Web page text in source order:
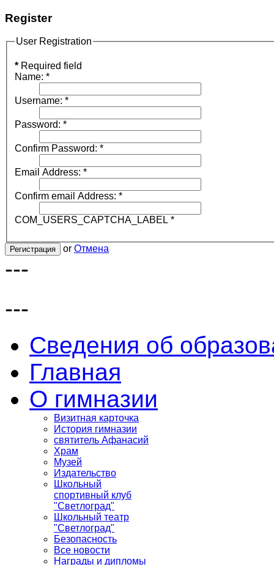
Register
User Registration
* Required field
Name: *
Username: *
Password: *
Confirm Password: *
Email Address: *
Confirm email Address: *
COM_USERS_CAPTCHA_LABEL *
Регистрация or Отмена
---
---
Сведения об
Главная
О гимназии
Визитная карточка
История гимназии
святитель Афанасий
Храм
Музей
Издательство
Школьный
спортивный клуб
"Светлоград"
Школьный театр
"Светлоград"
Безопасность
Все новости
Награды и дипломы